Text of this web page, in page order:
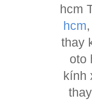
hcm
hcm
thay
oto
kính